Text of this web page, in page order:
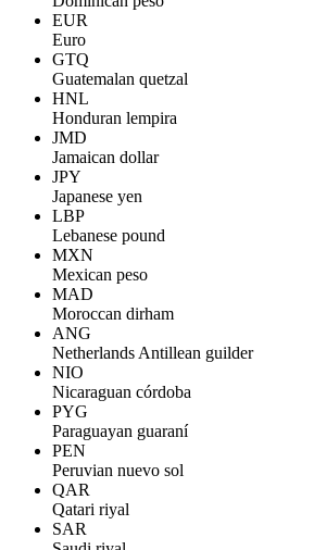
EUR
Euro
GTQ
Guatemalan quetzal
HNL
Honduran lempira
JMD
Jamaican dollar
JPY
Japanese yen
LBP
Lebanese pound
MXN
Mexican peso
MAD
Moroccan dirham
ANG
Netherlands Antillean guilder
NIO
Nicaraguan córdoba
PYG
Paraguayan guaraní
PEN
Peruvian nuevo sol
QAR
Qatari riyal
SAR